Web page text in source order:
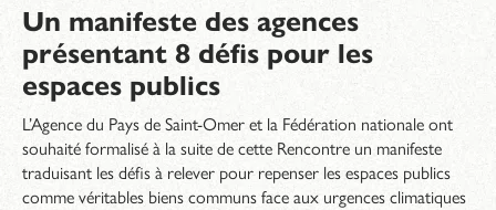
Un manifeste des agences
présentant 8 défis pour les
espaces publics
L’Agence du Pays de Saint-Omer et la Fédération nationale ont
souhaité formalisé à la suite de cette Rencontre un manifeste
traduisant les défis à relever pour repenser les espaces publics
comme véritables biens communs face aux urgences climatiques